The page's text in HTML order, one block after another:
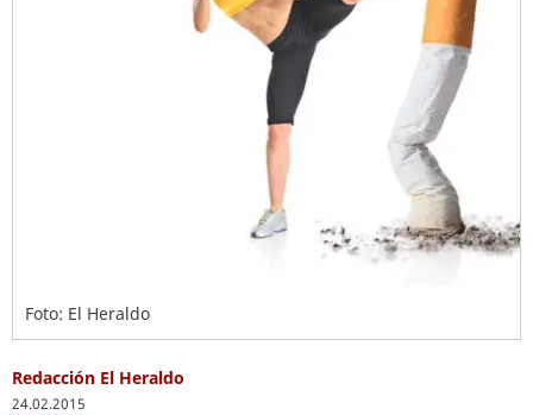
Foto: El Heraldo
Redacción El Heraldo
24.02.2015